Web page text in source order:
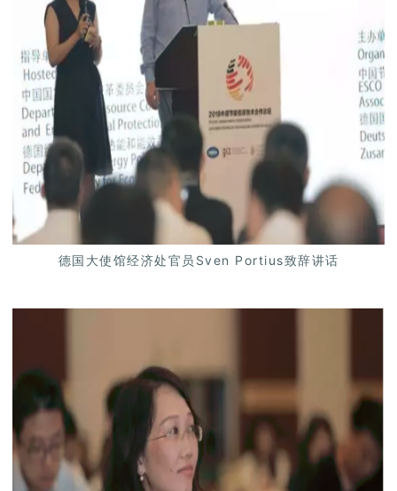
德国大使馆经济处官员Sven Portius致辞讲话